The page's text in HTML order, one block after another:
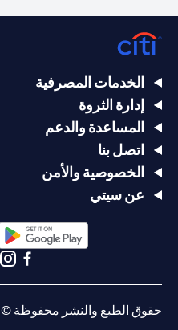
الخدمات المصرفية
إدارة الثروة
المساعدة والدعم
اتصل بنا
الخصوصية والأمن
عن سيتي
حقوق الطبع والنشر محفوظة ©2026 سيتي جروب انك.